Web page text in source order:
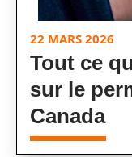
22 MARS 2026
Tout ce
sur le
Canada